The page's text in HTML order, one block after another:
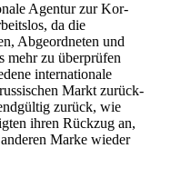
Agentur zur Kor­
da die
Abge­ord­ne­ten und
mehr zu über­prü­fen
inter­na­tio­nale
Markt zurück­
zurück, wie
ihren Rückzug an,
Marke wieder